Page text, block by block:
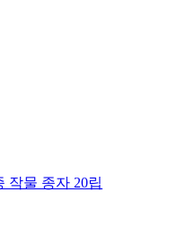
작물 종자 20립